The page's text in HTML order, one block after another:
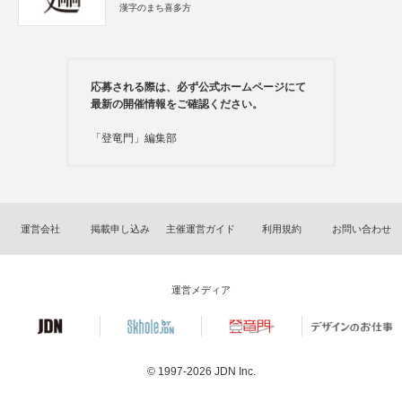
漢字のまち喜多方
応募される際は、必ず公式ホームページにて
最新の開催情報をご確認ください。
「登竜門」編集部
運営会社 掲載申し込み 主催運営ガイド 利用規約 お問い合わせ
運営メディア
© 1997-2026 JDN Inc.